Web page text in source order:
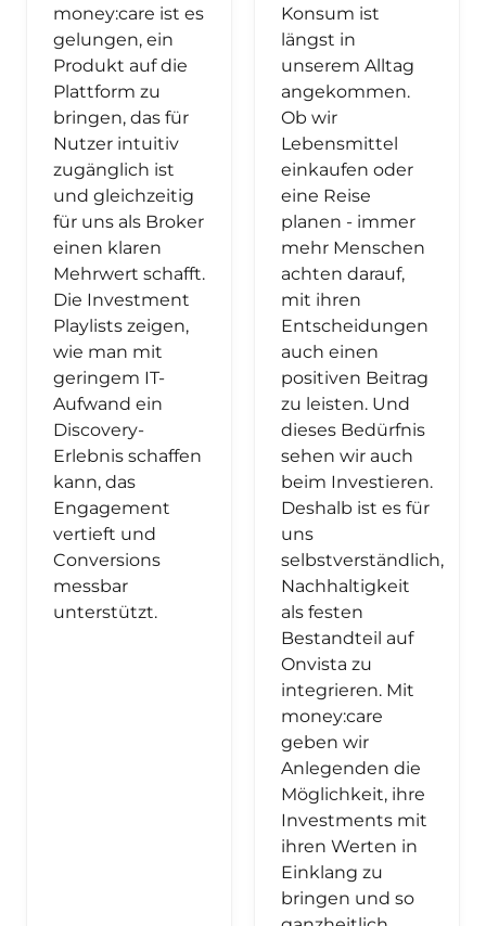
money:care ist es
gelungen, ein
Produkt auf die
Plattform zu
bringen, das für
Nutzer intuitiv
zugänglich ist
und gleichzeitig
für uns als Broker
einen klaren
Mehrwert schafft.
Die Investment
Playlists zeigen,
wie man mit
geringem IT-
Aufwand ein
Discovery-
Erlebnis schaffen
kann, das
Engagement
vertieft und
Conversions
messbar
unterstützt.
Konsum ist
längst in
unserem Alltag
angekommen.
Ob wir
Lebensmittel
einkaufen oder
eine Reise
planen - immer
mehr Menschen
achten darauf,
mit ihren
Entscheidungen
auch einen
positiven Beitrag
zu leisten. Und
dieses Bedürfnis
sehen wir auch
beim Investieren.
Deshalb ist es für
uns
selbstverständlich,
Nachhaltigkeit
als festen
Bestandteil auf
Onvista zu
integrieren. Mit
money:care
geben wir
Anlegenden die
Möglichkeit, ihre
Investments mit
ihren Werten in
Einklang zu
bringen und so